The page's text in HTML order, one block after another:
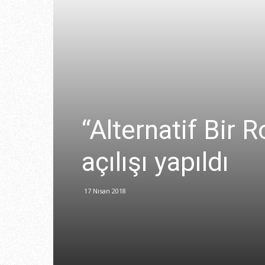
“Alternatif Bir
açılışı yapıldı
17 Nisan 2018